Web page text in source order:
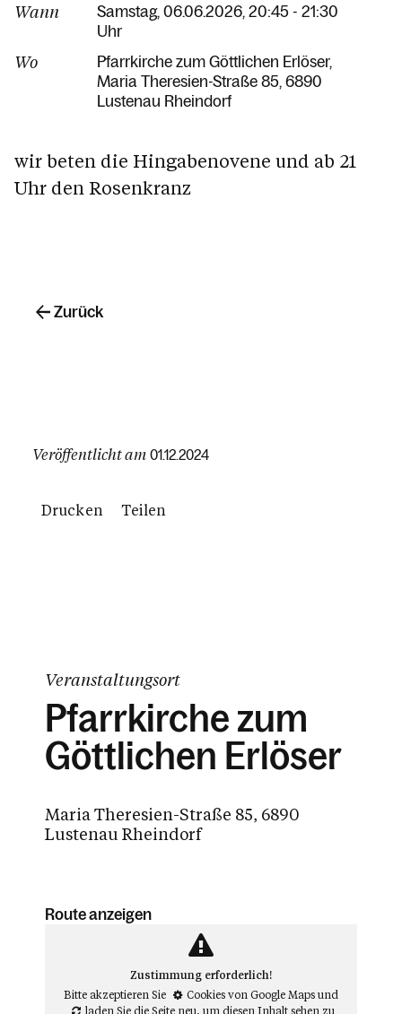
Wann
Samstag, 06.06.2026, 20:45 - 21:30
Uhr
Wo
Pfarrkirche zum Göttlichen Erlöser
Maria Theresien-Straße 85 6890
Lustenau Rheindorf
wir beten die Hingabenovene und ab 21
Uhr den Rosenkranz
Veröffentlicht am 01.12.2024
Drucken Teilen
Zurück
Veranstaltungsort
Pfarrkirche zum
Göttlichen Erlöser
Maria Theresien-Straße 85, 6890
Lustenau Rheindorf
Route anzeigen
Zustimmung erforderlich!
Bitte akzeptieren Sie
Cookies von Google Mapsund
laden Sie die Seite neu, um diesen Inhalt sehen zu